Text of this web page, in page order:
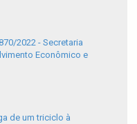
2022 - Secretaria
Econômico e
de um triciclo à